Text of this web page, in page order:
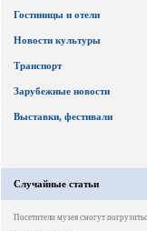
Гостиницы и отели
Новости культуры
Транспорт
Зарубежные новости
Выставки, фестивали
Случайные статьи
Посетители музея смогут